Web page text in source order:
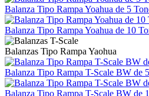
Balanza Tipo Rampa Yoahua de 5
Balanza Tipo Rampa Yoahua de 10
Balanzas Tipo Rampa Yaohua
Balanza Tipo Rampa T-Scale BW de
Balanza Tipo Rampa T-Scale BW de